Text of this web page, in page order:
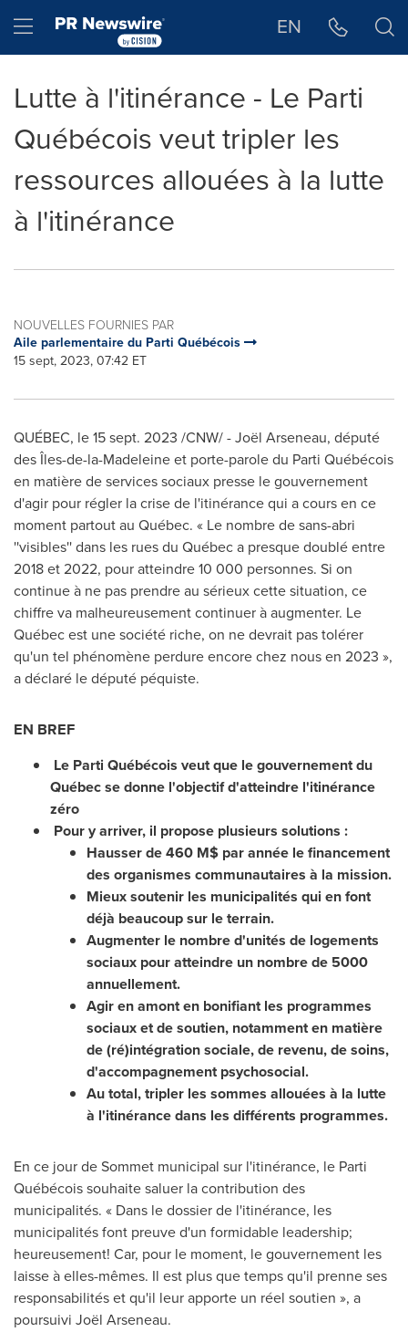
Hamburger menu EN
Lutte à l'itinérance - Le Parti
Québécois veut tripler les
ressources allouées à la lutte
à l'itinérance
NOUVELLES FOURNIES PAR
Aile parlementaire du Parti Québécois
15 sept, 2023, 07:42 ET
QUÉBEC, le15 sept. 2023 /CNW/ - Joël Arseneau, député
des Îles-de-la-Madeleine et porte-parole du Parti Québécois
en matière de services sociaux presse le gouvernement
d'agir pour régler la crise de l'itinérance qui a cours en ce
moment partout au Québec. « Le nombre de sans-abri
''visibles'' dans les rues du Québec a presque doublé entre
2018 et2022, pour atteindre 10 000 personnes. Si on
continue à ne pas prendre au sérieux cette situation, ce
chiffre va malheureusement continuer à augmenter. Le
Québec est une société riche, on ne devrait pas tolérer
qu'un tel phénomène perdure encore chez nous en 2023 »,
a déclaré le député péquiste.
EN BREF
Le Parti Québécois veut que le gouvernement du
Québec se donne l'objectif d'atteindre l'itinérance
zéro
Pour y arriver, il propose plusieurs solutions :
Hausser de 460 M$ par année le financement
des organismes communautaires à la mission.
Mieux soutenir les municipalités qui en font
déjà beaucoup sur le terrain.
Augmenter le nombre d'unités de logements
sociaux pour atteindre un nombre de 5000
annuellement.
Agir en amont en bonifiant les programmes
sociaux et de soutien, notammenten matière
de(ré)intégrationsociale,de revenu, de soins,
d'accompagnement psychosocial.
Au total, tripler les sommes allouées à la lutte
à l'itinérance dans les différents programmes.
En ce jour de Sommet municipal sur l'itinérance, le Parti
Québécois souhaite saluer la contribution des
municipalités. « Dans le dossier de l'itinérance, les
municipalités font preuve d'un formidable leadership;
heureusement! Car, pour le moment, le gouvernement les
laisse à elles-mêmes. Il est plus que temps qu'il prenne ses
responsabilités et qu'il leur apporte un réel soutien », a
poursuivi Joël Arseneau.